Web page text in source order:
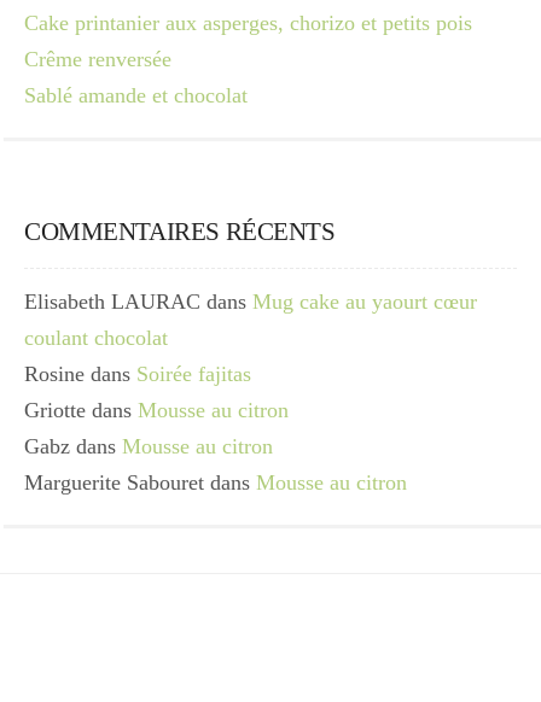
Cake printanier aux asperges, chorizo et petits pois
Crême renversée
Sablé amande et chocolat
COMMENTAIRES RÉCENTS
Elisabeth LAURAC dans Mug cake au yaourt cœur
coulant chocolat
Rosine dans Soirée fajitas
Griotte dans Mousse au citron
Gabz dans Mousse au citron
Marguerite Sabouret dans Mousse au citron